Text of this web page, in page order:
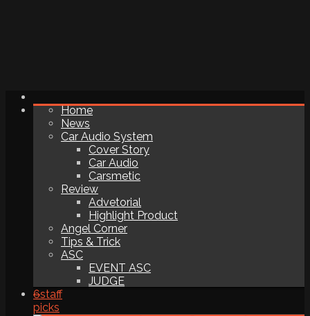
Home
News
Car Audio System
Cover Story
Car Audio
Carsmetic
Review
Advetorial
Highlight Product
Angel Corner
Tips & Trick
ASC
EVENT ASC
JUDGE
6staff
picks